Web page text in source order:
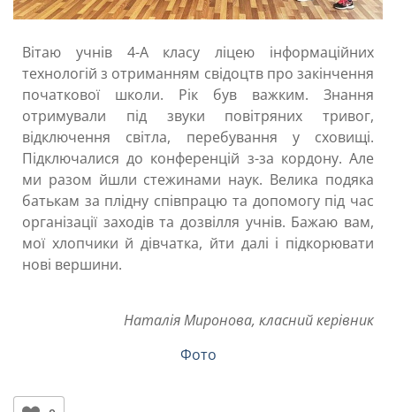
Вітаю учнів 4-А класу ліцею інформаційних
технологій з отриманням свідоцтв про закінчення
початкової школи. Рік був важким. Знання
отримували під звуки повітряних тривог,
відключення світла, перебування у сховищі.
Підключалися до конференцій з-за кордону. Але
ми разом йшли стежинами наук. Велика подяка
батькам за плідну співпрацю та допомогу під час
організації заходів та дозвілля учнів. Бажаю вам,
мої хлопчики й дівчатка, йти далі і підкорювати
нові вершини.
Наталія Миронова, класний керівник
Фото